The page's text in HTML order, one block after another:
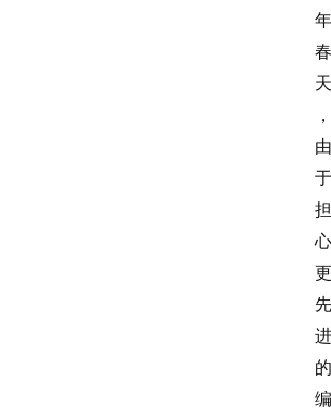
年
春
天
，
由
于
担
心
更
先
进
的
编